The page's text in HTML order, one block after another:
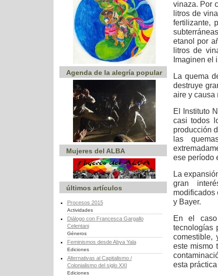
Agenda de la alegría popular
Mujeres del ALBA
últimos artículos
Procesos 2015
Actividades
Diálogo con Francesca Gargallo
Celentani
Géneros
Feminismos desde Abya Yala
Ediciones
Alternativas al Capitalismo /
Colonialismo del siglo XXI
Ediciones
vinaza. Por
litros de
fertilizante,
etanol por
litros de
Imaginen el
La quema
destruye
aire y causa
El Instituto
casi todos
producción
las
ese período
La
gran
modificados
y Bayer.
En el
tecnologías
comestible,
este mismo
esta